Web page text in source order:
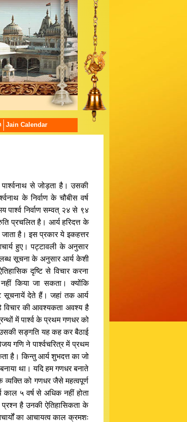
Jain Calendar
से जोड़ता है। उसकी
के निर्वाण के चौबीस वर्ष
निर्वाण सम्वत् २४ से ९४
प्रचलित है। आर्य हरिदत्त के
है। इस प्रकार ये इकहत्तर
हुए। पट्टावली के अनुसार
सूचना के अनुसार आर्य केशी
दृष्टि से विचार करना
किया जा सकता। क्योंकि
सूचनायें देते हैं। जहां तक आर्य
विचार की आवश्यकता अवश्य है
में पार्श्व के प्रथम गणधर को
उसकी सङ्गति यह कह कर बैठाई
गणि ने पार्श्वचरित्र में प्रथम
है। किन्तु आर्य शुभदत्त का जो
था। यदि हम गणधर बनाते
को गणधर जैसे महत्वपूर्ण
५ वर्ष से अधिक नहीं होता
है उनकी ऐतिहासिकता के
का आचायत्व काल क्रमशः